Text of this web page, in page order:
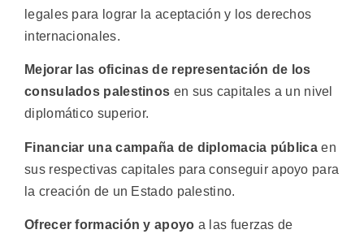
legales para lograr la aceptación y los derechos
internacionales.
Mejorar las oficinas de representación de los
consulados palestinos en sus capitales a un nivel
diplomático superior.
Financiar una campaña de diplomacia públicaen
sus respectivas capitales para conseguir apoyo para
la creación de un Estado palestino.
Ofrecer formación y apoyo a las fuerzas de